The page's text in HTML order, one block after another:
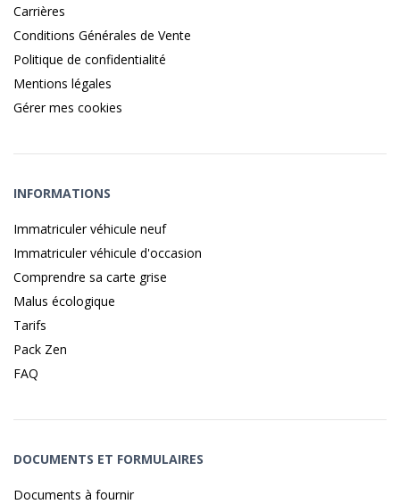
Carrières
Conditions Générales de Vente
Politique de confidentialité
Mentions légales
Gérer mes cookies
INFORMATIONS
Immatriculer véhicule neuf
Immatriculer véhicule d'occasion
Comprendre sa carte grise
Malus écologique
Tarifs
Pack Zen
FAQ
DOCUMENTS ET FORMULAIRES
Documents à fournir